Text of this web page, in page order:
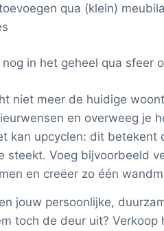
qua (klein)
in het geheel qua sfeer
niet meer de huidige
en overweeg je
kan upcyclen: dit betekent
steekt. Voeg bijvoorbeeld
en creëer zo één
jouw persoonlijke,
toch de deur uit? Verkoop